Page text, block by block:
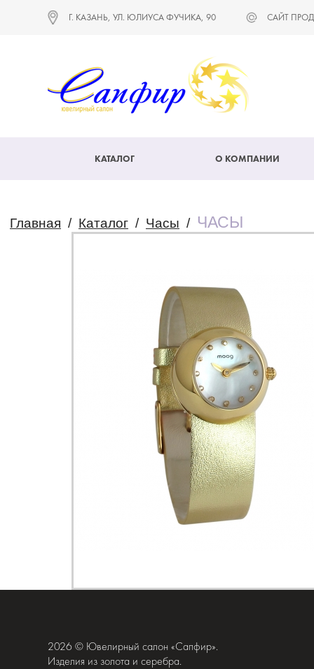
Г. КАЗАНЬ, УЛ. ЮЛИУСА ФУЧИКА, 90 САЙТ
КАТАЛОГ О КОМПАНИИ
Главная / Каталог / Часы / ЧАСЫ
2026 © Ювелирный салон «Сапфир».
Изделия из золота и серебра.